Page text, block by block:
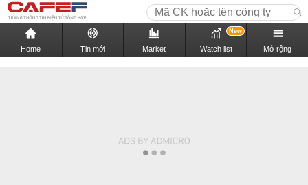
Home Tin mới Market Watch list
New
Mở rộng